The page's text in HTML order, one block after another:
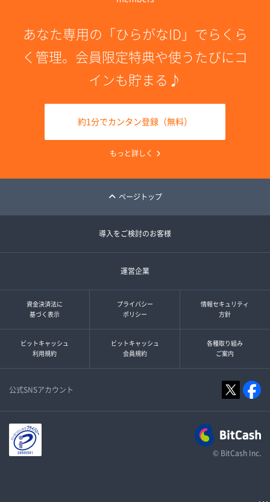
あなた専用の「ひらがなID」でらくら
く管理。会員限定特典や使うたびにコ
インも貯まる♪
約1分でカンタン登録（無料）
もっと詳しく
ページトップ
導入をご検討のお客様
運営企業
資金決済法に
基づく表示
プライバシー
ポリシー
情報セキュリティ
方針
ビットキャッシュ
利用規約
ビットキャッシュ
会員規約
各種取り組み
ご案内
公式SNSアカウント
© BitCash Inc.